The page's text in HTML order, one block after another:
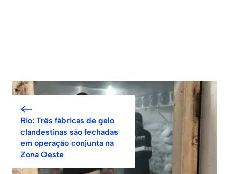
Rio: Três fábricas de gelo
clandestinas são fechadas
em operação conjunta na
Zona Oeste